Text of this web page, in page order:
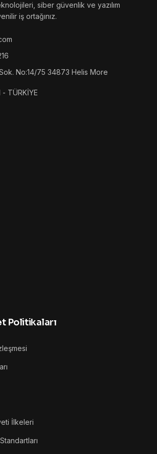
siber güvenlik ve yazılım
iş ortağınız.
No:14/75 34873 Helis More
TÜRKİYE
Politikaları
İlkeleri